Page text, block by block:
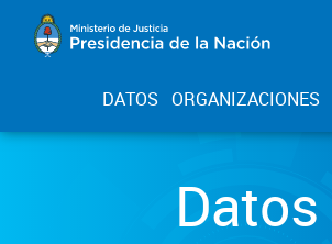
DATOS ORGANIZACIONES
Datos